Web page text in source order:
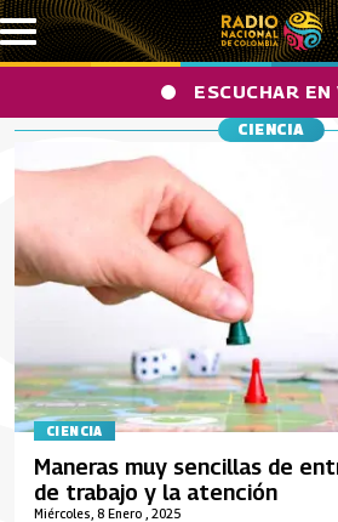
Pasar al contenido principal
ESCUCHAR EN
CIENCIA
CIENCIA
Miércoles, 8 Enero , 2025
Maneras muy sencillas de
de trabajo y la atención